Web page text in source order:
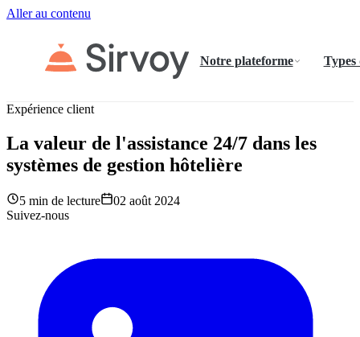
Aller au contenu
Notre plateforme Types
Expérience client
La valeur de l'assistance 24/7 dans les
systèmes de gestion hôtelière
5 min de lecture
02 août 2024
Suivez-nous